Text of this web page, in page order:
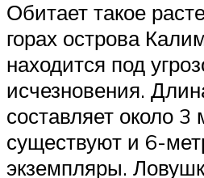
Обитает такое
горах острова
находится под
исчезновения.
составляет около 3
существуют и 6-
экземпляры.